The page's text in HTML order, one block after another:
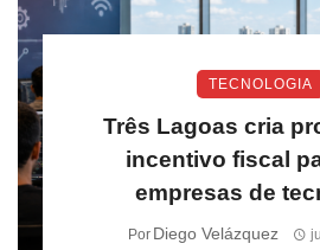
TECNOLOGIA
Três Lagoas cria
incentivo fiscal
empresas de
Por Diego Velázquez